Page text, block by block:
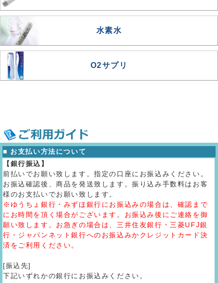
水素水
O2サプリ
■ お支払い方法について
【銀行振込】
前払いでお願い致します。指定の口座にお振込みください。
お振込確認後、商品を発送致します。振り込み手数料はお客
様のお支払いでお願い致します。
※ゆうちょ銀行・みずほ銀行にお振込みの場合は、確認まで
にお時間を頂く場合がございます。お振込み後にご連絡を御
願い致します。お急ぎの場合は、三井住友銀行・三菱UFJ銀
行・ジャパンネット銀行へのお振込みかクレジットカード決
済をご利用ください。
[振込先]
下記いずれかの銀行にお振込みください。